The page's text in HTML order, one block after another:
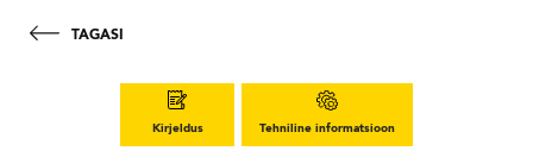
SÜSTEEMID
TAGASI
Kirjeldus Tehniline informatsioon